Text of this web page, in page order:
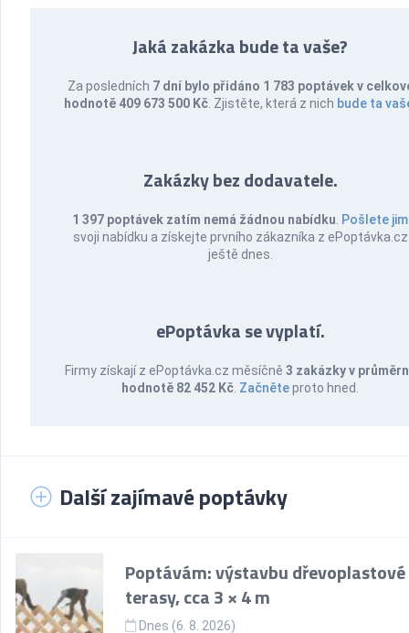
Jaká zakázka bude ta vaše?
Za posledních 7 dní bylo přidáno 1 783 poptávek v
hodnotě 409 673 500 Kč . Zjistěte, která z nich bude ta
Zakázky bez dodavatele.
1 397 poptávek zatím nemá žádnou nabídku Pošlete jim
svoji nabídku a získejte prvního zákazníka z ePoptávka.cz
ještě dnes.
ePoptávka se vyplatí.
Firmy získají z ePoptávka.cz měsíčně 3 zakázky v
hodnotě 82 452 Kč Začněteproto hned.
Další zajímavé poptávky
Poptávám: výstavbu dřevoplastové
terasy, cca 3 × 4 m
Dnes (6. 8. 2026)